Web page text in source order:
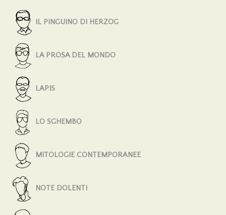
IL PINGUINO DI HERZOG
LA PROSA DEL MONDO
LAPIS
LO SGHEMBO
MITOLOGIE CONTEMPORANEE
NOTE DOLENTI